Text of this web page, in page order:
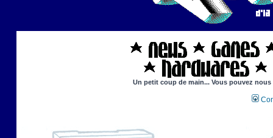
Un petit coup de main... Vous pouvez